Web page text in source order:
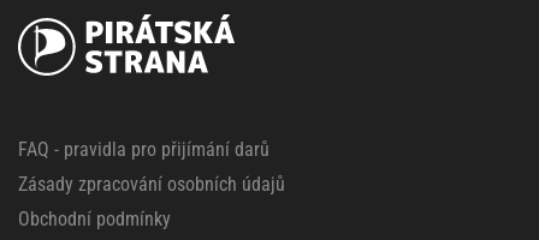
FAQ - pravidla pro přijímání darů
Zásady zpracování osobních údajů
Obchodní podmínky